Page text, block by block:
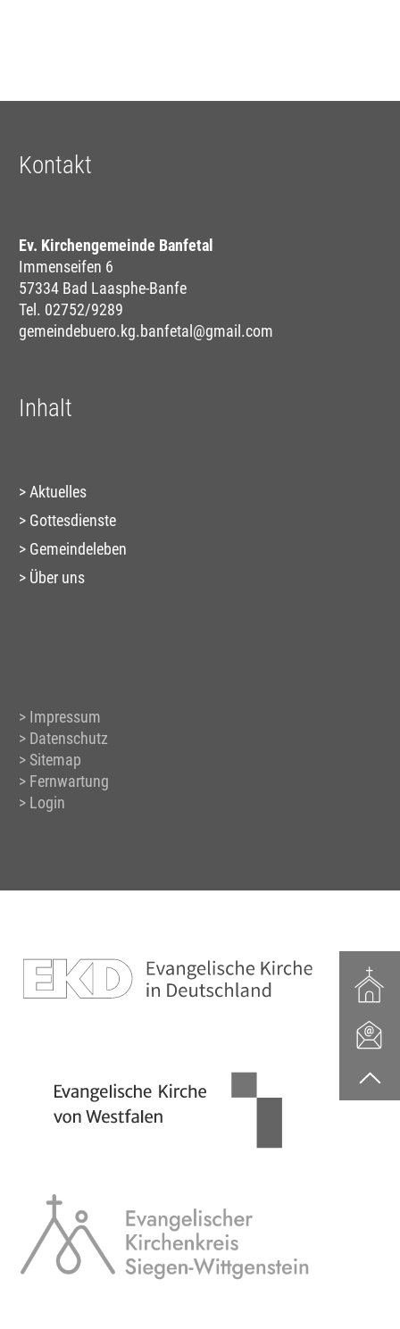
Kontakt
Ev. Kirchengemeinde Banfetal
Immenseifen 6
57334 Bad Laasphe-Banfe
Tel. 02752/9289
gemeindebuero.kg.banfetal@gmail.com
Inhalt
Aktuelles
Gottesdienste
Gemeindeleben
Über uns
Impressum
Datenschutz
Sitemap
Fernwartung
Login